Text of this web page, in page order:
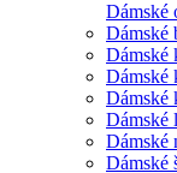
Dámské
Dámské
Dámské
Dámské
Dámské
Dámské
Dámské
Dámské